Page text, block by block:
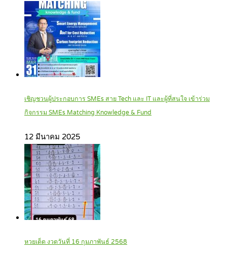
เชิญชวนผู้ประกอบการ SMEs สาย Tech และ IT และผู้ที่สนใจ เข้าร่วม
กิจกรรม SMEs Matching Knowledge & Fund
12 มีนาคม 2025
หวยเด็ด งวดวันที่ 16 กุมภาพันธ์ 2568